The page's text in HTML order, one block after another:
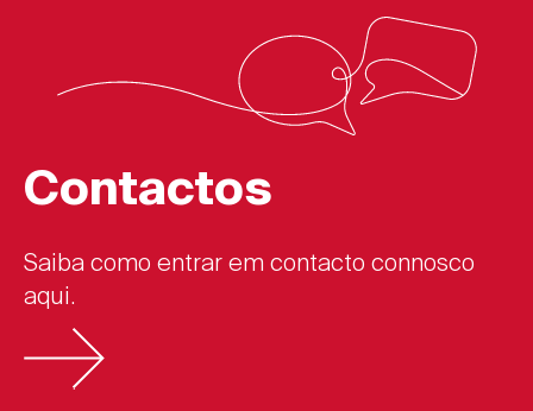
Contactos
Saiba como entrar em contacto connosco
aqui.